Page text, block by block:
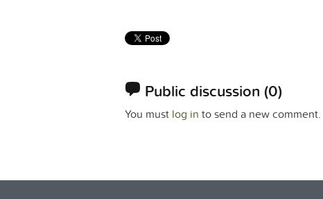
Public discussion (0)
You must log in to send a new comment.